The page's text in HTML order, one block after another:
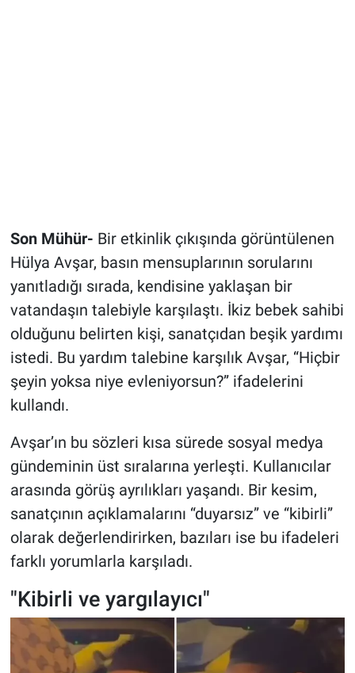
Son Mühür- Bir etkinlik çıkışında görüntülenen
Hülya Avşar, basın mensuplarının sorularını
yanıtladığı sırada, kendisine yaklaşan bir
vatandaşın talebiyle karşılaştı. İkiz bebek sahibi
olduğunu belirten kişi, sanatçıdan beşik yardımı
istedi. Bu yardım talebine karşılık Avşar, “Hiçbir
şeyin yoksa niye evleniyorsun?” ifadelerini
kullandı.
Avşar’ın bu sözleri kısa sürede sosyal medya
gündeminin üst sıralarına yerleşti. Kullanıcılar
arasında görüş ayrılıkları yaşandı. Bir kesim,
sanatçının açıklamalarını “duyarsız” ve “kibirli”
olarak değerlendirirken, bazıları ise bu ifadeleri
farklı yorumlarla karşıladı.
"Kibirli ve yargılayıcı"